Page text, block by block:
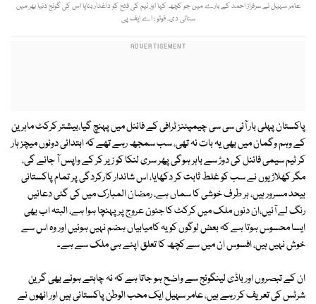
عامر سہیل نے سرفراز احمد کے بارے میں جو کچھ کہا اور ٹیم کی فتح کو داغدار بنایا اس کی گونج دنیا بھر میں
سنائی دی۔ فوٹو : اے ایف پی
پاکستان پہلی بار آئی سی سی چیمپئنز ٹرافی کے فائنل میں پہنچ گیا،بیشتر کرکٹ ماہرین
کے وہم وگمان میں بھی یہ بات نہ تھی، سب سمجھ رہے تھے کہ ابتدائی دونوں میچز ہار
کر ٹیم سیمی فائنل کی دوڑ سے باہر ہوگی پھر سری لنکا کو زیر کر کے واپس آ جائے گی،
مگر کھلاڑیوں نے سب کو غلط ثابت کر دکھایا، اس شاندار کارکردگی پر تمام پاکستانی
بیحد مسرور ہیں، ہر طرف خوشی کا سماں ہے، رمضان المبارک میں کی گئی دعائیں
رنگ لے آئیں،ان دنوں ملک میں کرکٹ کا جنون عروج پر پہنچا ہوا ہے، البتہ اب بھی
ایسا محسوس ہوتا ہے کہ بعض لوگوں کو یہ کامیابیاں ہضم نہیں ہوئیں اور وہ اس سے
خوش نہیں ہیں، افسوس ان میں سے کچھ کا تعلق اپنے ہی ملک سے ہے۔
ان کے تبصروں اور باڈی لینگوئج سے واضح ہو جاتا ہے کہ نہ چاہتے ہوئے بھی گرین
شرٹس کی تعریف کر رہے ہیں، عامر سہیل ایک محب الوطن پاکستانی ہیں اور انھوں نے